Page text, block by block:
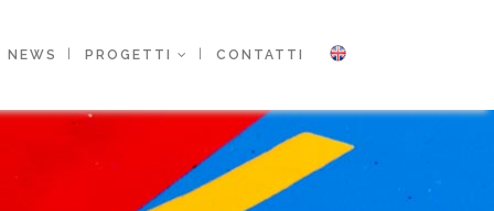
NEWS PROGETTI CONTATTI